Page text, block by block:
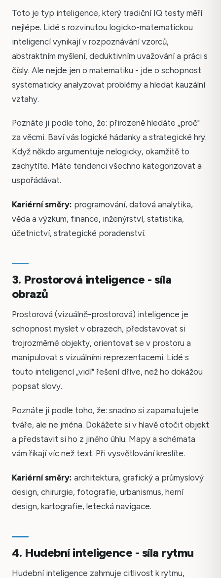
Toto je typ inteligence, který tradiční IQ testy měří
nejlépe. Lidé s rozvinutou logicko-matematickou
inteligencí vynikají v rozpoznávání vzorců,
abstraktním myšlení, deduktivním uvažování a práci s
čísly. Ale nejde jen o matematiku - jde o schopnost
systematicky analyzovat problémy a hledat kauzální
vztahy.
Poznáte ji podle toho, že: přirozeně hledáte „proč"
za věcmi. Baví vás logické hádanky a strategické hry.
Když někdo argumentuje nelogicky, okamžitě to
zachytíte. Máte tendenci všechno kategorizovat a
uspořádávat.
Kariérní směry: programování, datová analytika,
věda a výzkum, finance, inženýrství, statistika,
účetnictví, strategické poradenství.
3. Prostorová inteligence - síla
obrazů
Prostorová (vizuálně-prostorová) inteligence je
schopnost myslet v obrazech, představovat si
trojrozměrné objekty, orientovat se v prostoru a
manipulovat s vizuálními reprezentacemi. Lidé s
touto inteligencí „vidí" řešení dříve, než ho dokážou
popsat slovy.
Poznáte ji podle toho, že: snadno si zapamatujete
tváře, ale ne jména. Dokážete si v hlavě otočit objekt
a představit si ho z jiného úhlu. Mapy a schémata
vám říkají víc než text. Při vysvětlování kreslíte.
Kariérní směry: architektura, grafický a průmyslový
design, chirurgie, fotografie, urbanismus, herní
design, kartografie, letecká navigace.
4. Hudební inteligence - síla rytmu
Hudební inteligence zahrnuje citlivost k rytmu,